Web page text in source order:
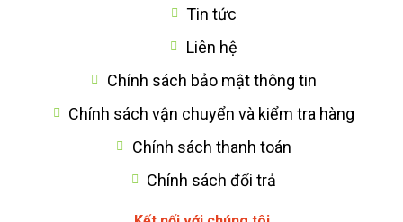
Tin tức
Liên hệ
Chính sách bảo mật thông tin
Chính sách vận chuyển và kiểm tra hàng
Chính sách thanh toán
Chính sách đổi trả